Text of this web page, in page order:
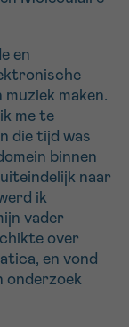
en
maken.
me te
die tijd was
binnen
naar
ik
vader
over
en vond
onderzoek